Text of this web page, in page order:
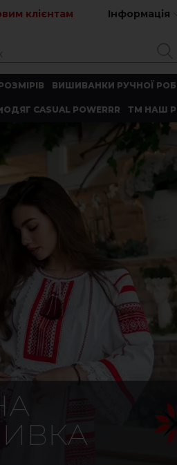
клієнтам Інформація
ВИШИВАНКИ РУЧНОЇ
ОДЯГ CASUAL POWERRR ТМ НАШ